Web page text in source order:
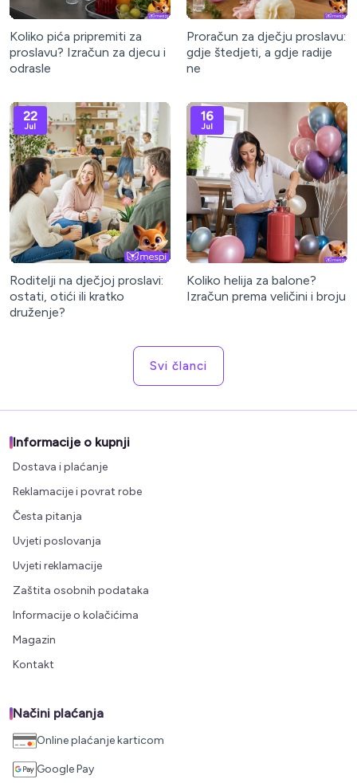
Koliko pića pripremiti za
proslavu? Izračun za djecu i
odrasle
Proračun za dječju proslavu:
gdje štedjeti, a gdje radije
ne
22
Jul
Roditelji na dječjoj proslavi:
ostati, otići ili kratko
druženje?
16
Jul
Koliko helija za balone?
Izračun prema veličini i broju
Svi članci
Informacije o kupnji
Dostava i plaćanje
Reklamacije i povrat robe
Česta pitanja
Uvjeti poslovanja
Uvjeti reklamacije
Zaštita osobnih podataka
Informacije o kolačićima
Magazin
Kontakt
Načini plaćanja
Online plaćanje karticom
Google Pay